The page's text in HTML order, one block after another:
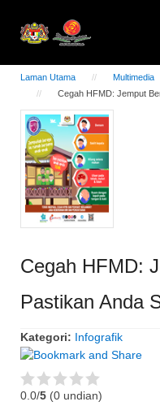
Laman Utama Multimedia
Cegah HFMD: Jemput
Cegah HFMD:
Pastikan Anda
Kategori: Infografik
0.0/5 (0 undian)